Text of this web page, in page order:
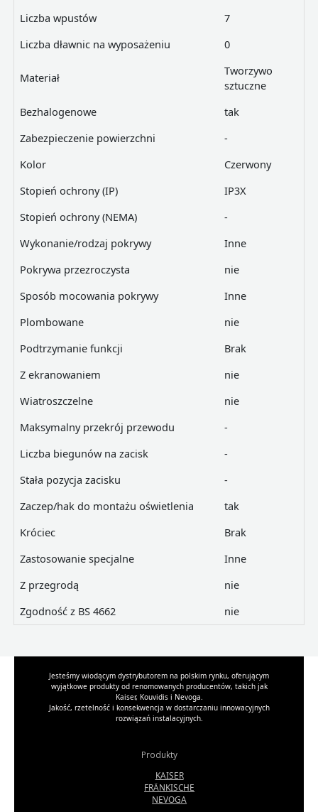
Liczba wpustów
7
Liczba dławnic na wyposażeniu
0
Materiał
Tworzywo
sztuczne
Bezhalogenowe
tak
Zabezpieczenie powierzchni
-
Kolor
Czerwony
Stopień ochrony (IP)
IP3X
Stopień ochrony (NEMA)
-
Wykonanie/rodzaj pokrywy
Inne
Pokrywa przezroczysta
nie
Sposób mocowania pokrywy
Inne
Plombowane
nie
Podtrzymanie funkcji
Brak
Z ekranowaniem
nie
Wiatroszczelne
nie
Maksymalny przekrój przewodu
-
Liczba biegunów na zacisk
-
Stała pozycja zacisku
-
Zaczep/hak do montażu oświetlenia
tak
Króciec
Brak
Zastosowanie specjalne
Inne
Z przegrodą
nie
Zgodność z BS 4662
nie
Jesteśmy wiodącym dystrybutorem na polskim rynku, oferującym
wyjątkowe produkty od renomowanych producentów, takich jak
Kaiser, Kouvidis i Nevoga.
Jakość, rzetelność i konsekwencja w dostarczaniu innowacyjnych
rozwiązań instalacyjnych.
Produkty
KAISER
FRÄNKISCHE
NEVOGA